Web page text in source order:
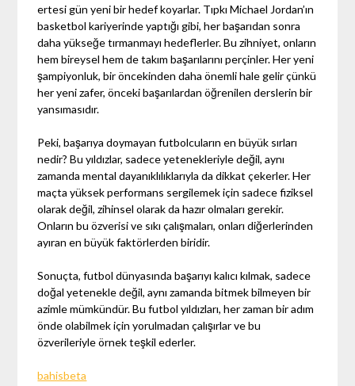
ertesi gün yeni bir hedef koyarlar. Tıpkı Michael Jordan’ın
basketbol kariyerinde yaptığı gibi, her başarıdan sonra
daha yükseğe tırmanmayı hedeflerler. Bu zihniyet, onların
hem bireysel hem de takım başarılarını perçinler. Her yeni
şampiyonluk, bir öncekinden daha önemli hale gelir çünkü
her yeni zafer, önceki başarılardan öğrenilen derslerin bir
yansımasıdır.
Peki, başarıya doymayan futbolcuların en büyük sırları
nedir? Bu yıldızlar, sadece yetenekleriyle değil, aynı
zamanda mental dayanıklılıklarıyla da dikkat çekerler. Her
maçta yüksek performans sergilemek için sadece fiziksel
olarak değil, zihinsel olarak da hazır olmaları gerekir.
Onların bu özverisi ve sıkı çalışmaları, onları diğerlerinden
ayıran en büyük faktörlerden biridir.
Sonuçta, futbol dünyasında başarıyı kalıcı kılmak, sadece
doğal yetenekle değil, aynı zamanda bitmek bilmeyen bir
azimle mümkündür. Bu futbol yıldızları, her zaman bir adım
önde olabilmek için yorulmadan çalışırlar ve bu
özverileriyle örnek teşkil ederler.
bahisbeta